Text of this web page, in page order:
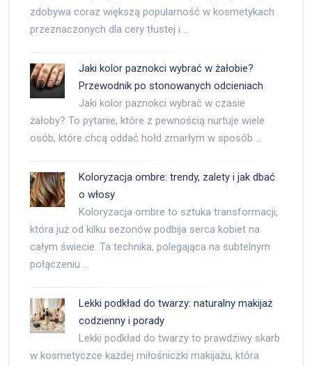
zdobywa coraz większą popularność w kosmetykach
przeznaczonych dla cery tłustej i …
Jaki kolor paznokci wybrać w żałobie?
Przewodnik po stonowanych odcieniach
Jaki kolor paznokci wybrać w czasie
żałoby? To pytanie, które z pewnością nurtuje wiele
osób, które chcą oddać hołd zmarłym w sposób …
Koloryzacja ombre: trendy, zalety i jak dbać
o włosy
Koloryzacja ombre to sztuka transformacji,
która już od kilku sezonów podbija serca kobiet na
całym świecie. Ta technika, polegająca na subtelnym
połączeniu …
Lekki podkład do twarzy: naturalny makijaż
codzienny i porady
Lekki podkład do twarzy to prawdziwy skarb
w kosmetyczce każdej miłośniczki makijażu, która